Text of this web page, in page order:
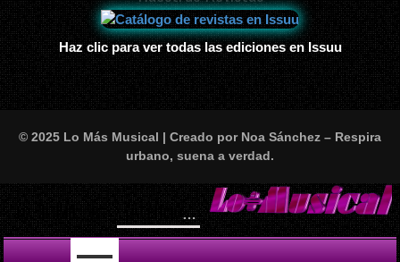
Haz clic para ver todas las ediciones en Issuu
© 2025 Lo Más Musical | Creado por Noa Sánchez – Respira
urbano, suena a verdad.
LO ÚLTIMO ¡Atención, amantes del perreo y el buen rollo!